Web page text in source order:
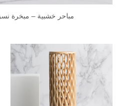
مباحر خشبية – مبخرة